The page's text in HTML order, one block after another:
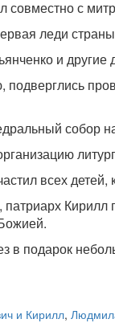
совместно с
леди
и
собор
всех
в подарок
и Кирилл,